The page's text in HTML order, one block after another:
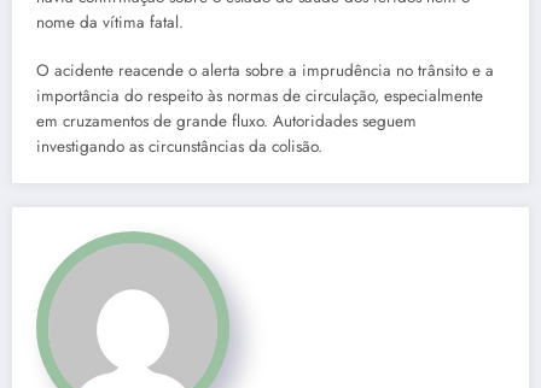
nome da vítima fatal.
O acidente reacende o alerta sobre a imprudência no trânsito e a
importância do respeito às normas de circulação, especialmente
em cruzamentos de grande fluxo. Autoridades seguem
investigando as circunstâncias da colisão.